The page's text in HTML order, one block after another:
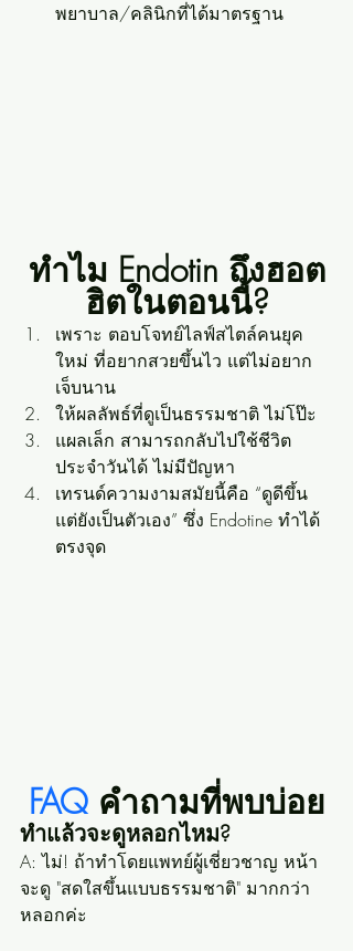
พยาบาล/คลินิกที่ได้มาตรฐาน
ทำไม Endotin ถึงฮอต
ฮิตในตอนนี้?
เพราะ ตอบโจทย์ไลฟ์สไตล์คนยุค
ใหม่ ที่อยากสวยขึ้นไว แต่ไม่อยาก
เจ็บนาน
ให้ผลลัพธ์ที่ดูเป็นธรรมชาติ ไม่โป๊ะ
แผลเล็ก สามารถกลับไปใช้ชีวิต
ประจำวันได้ ไม่มีปัญหา
เทรนด์ความงามสมัยนี้คือ “ดูดีขึ้น
แต่ยังเป็นตัวเอง” ซึ่ง Endotine ทำได้
ตรงจุด
FAQ คำถามที่พบบ่อย
ทำแล้วจะดูหลอกไหม?
A: ไม่! ถ้าทำโดยแพทย์ผู้เชี่ยวชาญ หน้า
จะดู "สดใสขึ้นแบบธรรมชาติ" มากกว่า
หลอกค่ะ